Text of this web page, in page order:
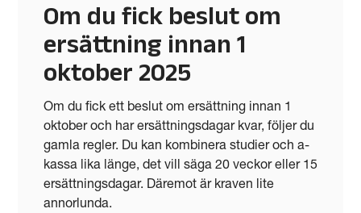
Om du fick beslut om
ersättning innan 1
oktober 2025
Om du fick ett beslut om ersättning innan 1
oktober och har ersättningsdagar kvar, följer du
gamla regler. Du kan kombinera studier och a-
kassa lika länge, det vill säga 20 veckor eller 15
ersättningsdagar. Däremot är kraven lite
annorlunda.